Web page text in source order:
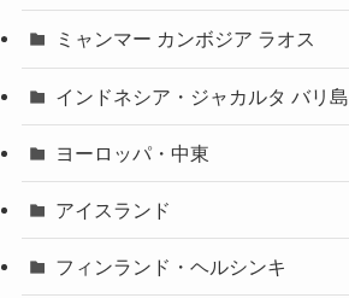
ミャンマー カンボジア ラオス
インドネシア・ジャカルタ バリ島
ヨーロッパ・中東
アイスランド
フィンランド・ヘルシンキ